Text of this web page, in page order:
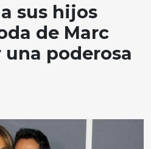
sus hijos
de Marc
poderosa